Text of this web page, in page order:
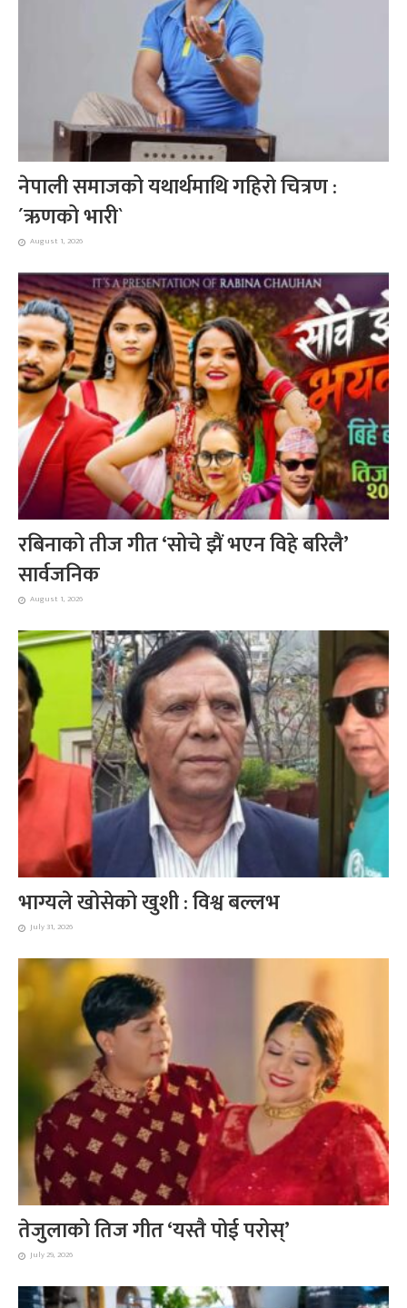
नेपाली समाजको यथार्थमाथि गहिरो चित्रण :
´ऋणको भारी`
August 1, 2026
रबिनाको तीज गीत ‘सोचे झैं भएन विहे बरिलै’
सार्वजनिक
August 1, 2026
भाग्यले खोसेको खुशी : विश्व बल्लभ
July 31, 2026
तेजुलाको तिज गीत ‘यस्तै पोई परोस्’
July 29, 2026